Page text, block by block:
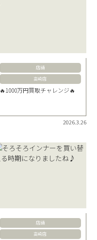
店舗
高崎店
🔥1000万円買取チャレンジ🔥
2026.3.26
店舗
高崎店